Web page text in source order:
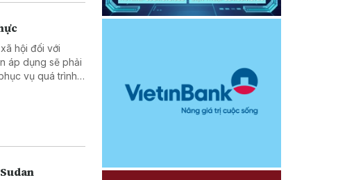
hội đối với
áp dụng sẽ phải
vụ quá trình